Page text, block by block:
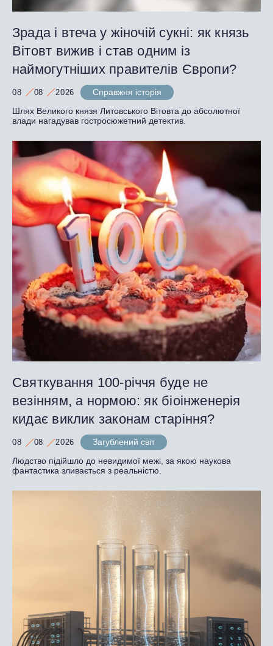
Зрада і втеча у жіночій сукні: як князь
Вітовт вижив і став одним із
наймогутніших правителів Європи?
08 08 2026
Справжня історія
Шлях Великого князя Литовського Вітовта до абсолютної
влади нагадував гостросюжетний детектив.
Святкування 100-річчя буде не
везінням, а нормою: як біоінженерія
кидає виклик законам старіння?
08 08 2026
Загублений світ
Людство підійшло до невидимої межі, за якою наукова
фантастика зливається з реальністю.